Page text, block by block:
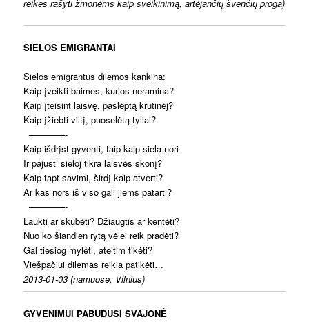
reikės rašyti žmonėms kaip sveikinimą, artėjančių švenčių proga)
SIELOS EMIGRANTAI
Sielos emigrantus dilemos kankina:
Kaip įveikti baimes, kurios neramina?
Kaip įteisint laisvę, paslėptą krūtinėj?
Kaip įžiebti viltį, puoselėtą tyliai?
————-
Kaip išdrįst gyventi, taip kaip siela nori
Ir pajusti sieloj tikra laisvės skonį?
Kaip tapt savimi, širdį kaip atverti?
Ar kas nors iš viso gali jiems patarti?
————-
Laukti ar skubėti? Džiaugtis ar kentėti?
Nuo ko šiandien rytą vėlei reik pradėti?
Gal tiesiog mylėti, ateitim tikėti?
Viešpačiui dilemas reikia patikėti…
2013-01-03 (namuose, Vilnius)
GYVENIMUI PABUDUSI SVAJONĖ